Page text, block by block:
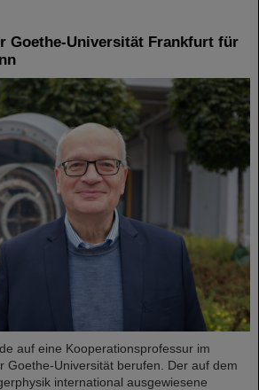
Goethe-Universität Frankfurt für
auf eine Kooperationsprofessur im
Goethe-Universität berufen. Der auf dem
international ausgewiesene